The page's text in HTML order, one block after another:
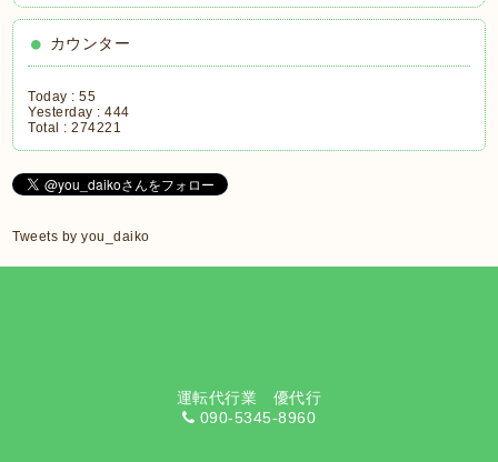
カウンター
Today :55
Yesterday :444
Total :274221
Tweets by you_daiko
運転代行業 優代行
090-5345-8960